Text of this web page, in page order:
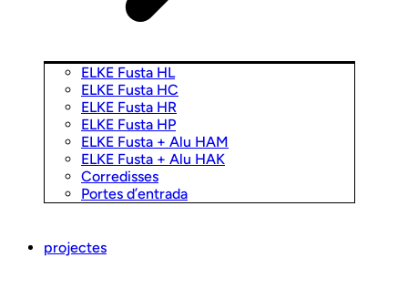
ELKE Fusta HL
ELKE Fusta HC
ELKE Fusta HR
ELKE Fusta HP
ELKE Fusta + Alu HAM
ELKE Fusta + Alu HAK
Corredisses
Portes d’entrada
projectes